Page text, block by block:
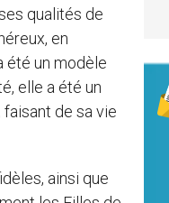
qualités de
en
été un modèle
elle a été un
de sa vie
ainsi que